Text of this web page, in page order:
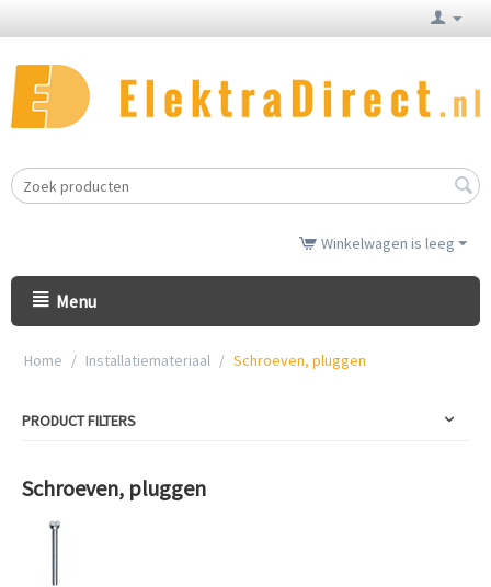
Winkelwagen is leeg
Menu
Home / Installatiemateriaal / Schroeven, pluggen
PRODUCT FILTERS
Schroeven, pluggen